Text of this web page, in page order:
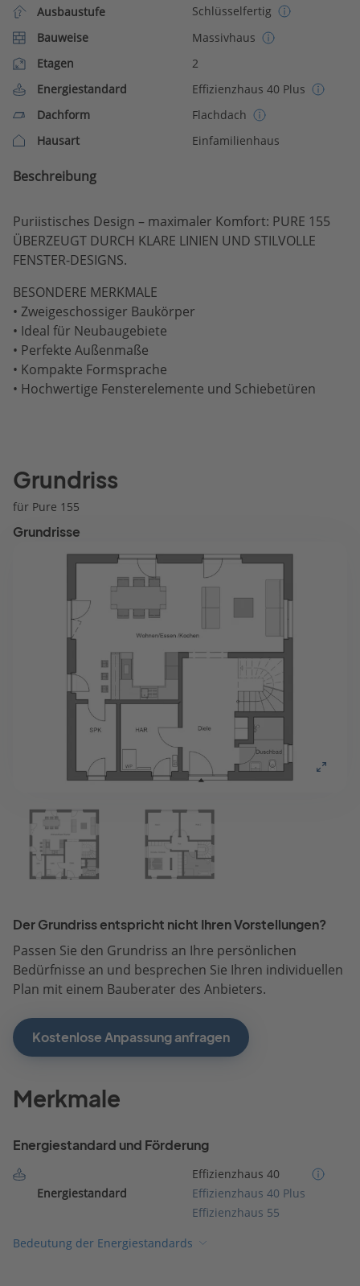
Ausbaustufe
Schlüsselfertig
Bauweise
Massivhaus
Etagen
2
Energiestandard
Effizienzhaus 40 Plus
Dachform
Flachdach
Hausart
Einfamilienhaus
Beschreibung
Puriistisches Design – maximaler Komfort: PURE 155
ÜBERZEUGT DURCH KLARE LINIEN UND STILVOLLE
FENSTER-DESIGNS.
BESONDERE MERKMALE
• Zweigeschossiger Baukörper
• Ideal für Neubaugebiete
• Perfekte Außenmaße
• Kompakte Formsprache
• Hochwertige Fensterelemente und Schiebetüren
Grundriss
für Pure 155
Grundrisse
Der Grundriss entspricht nicht Ihren Vorstellungen?
Passen Sie den Grundriss an Ihre persönlichen
Bedürfnisse an und besprechen Sie Ihren individuellen
Plan mit einem Bauberater des Anbieters.
Kostenlose Anpassung anfragen
Merkmale
Energiestandard und Förderung
Energiestandard
Effizienzhaus 40
Effizienzhaus 40 Plus
Effizienzhaus 55
Bedeutung der Energiestandards